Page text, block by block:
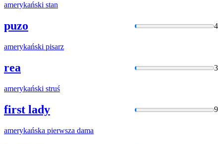
amerykański stan
puzo 4
amerykański pisarz
rea 3
amerykański struś
first lady 9
amerykańska pierwsza dama